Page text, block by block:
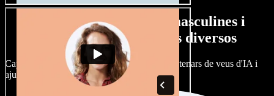
Gran varietat de veus masculines i
femenines amb accents diversos
Cap projecte ha de sonar igual. Tria entre centenars de veus d'IA i
ajusta'n l’accent.